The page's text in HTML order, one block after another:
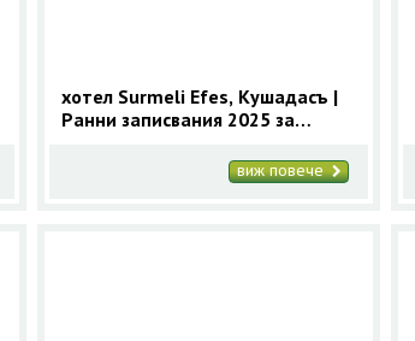
хотел Surmeli Efes, Кушадасъ |
Ранни записвания 2025 за
виж повече